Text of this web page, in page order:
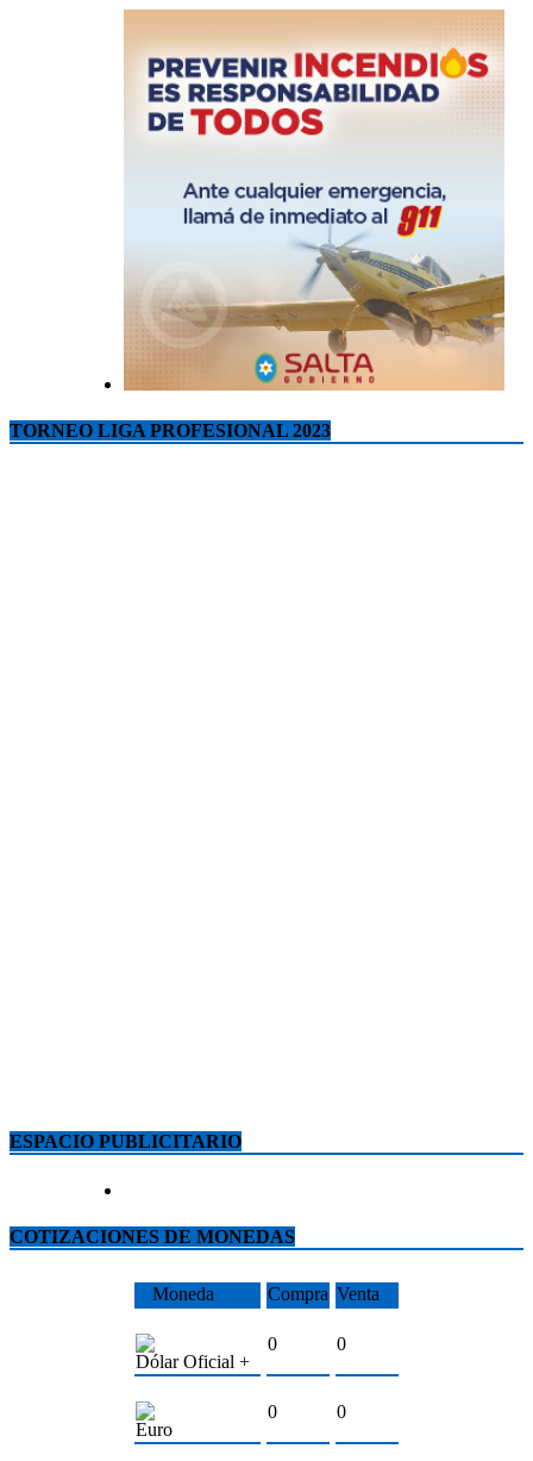
TORNEO LIGA PROFESIONAL 2023
ESPACIO PUBLICITARIO
COTIZACIONES DE MONEDAS
Moneda Compra Venta
Dólar Oficial +
0 0
Euro
0 0